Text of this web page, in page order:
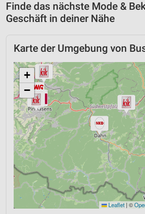
Finde das nächste Mode &
Geschäft in deiner Nähe
Karte der Umgebung von
+
−
Leaflet | ©